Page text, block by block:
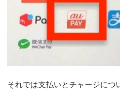
それでは支払いとチャージにつ